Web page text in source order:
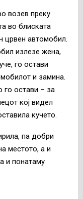
возев преку
во блиската
автомобил.
излезе жена,
го остави
и замина.
го остави – за
кој видел
кучето.
па добри
местото, а и
и понатаму